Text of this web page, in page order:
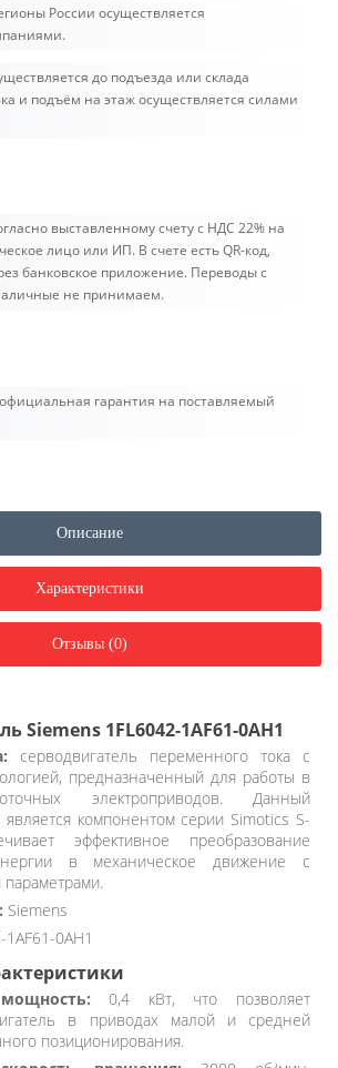
России осуществляется
до подъезда или склада
и подъём на этаж осуществляется силами
выставленному счету c НДС 22% на
лицо или ИП. В счете есть QR-код,
банковское приложение. Переводы с
не принимаем.
гарантия на поставляемый
Описание
Характеристики
Отзывы (0)
Siemens 1FL6042-1AF61-0AH1
серводвигатель переменного тока с
предназначенный для работы в
электроприводов. Данный
является компонентом серии Simotics S-
эффективное преобразование
в механическое движение с
Siemens
1AF61-0AH1
0,4 кВт, что позволяет
в приводах малой и средней
позиционирования.